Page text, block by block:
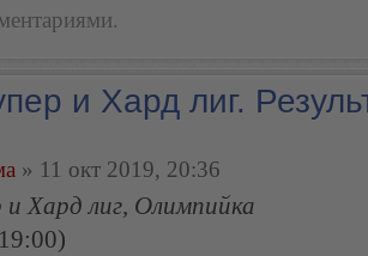
и Хард лиг.
» 11 окт 2019, 20:36
и Хард лиг, Олимпийка